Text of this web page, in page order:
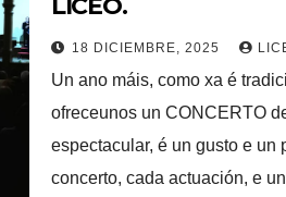
LICEO.
18 DICIEMBRE, 2025
Un ano máis, como xa é
ofreceunos un CONCERTO
espectacular, é un gusto e un
concerto, cada actuación, e